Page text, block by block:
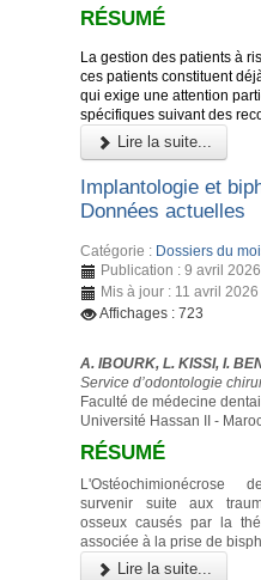
RÉSUMÉ
La gestion des patients à
ces patients constituent
qui exige une attention
spécifiques suivant des
Lire la suite...
Implantologie et
Données actuelles
Catégorie : Dossiers du
Publication : 9 avril 2026
Mis à jour : 11 avril 2026
Affichages : 723
A. IBOURK, L. KISSI, I.
Service d’odontologie
Faculté de médecine
Université Hassan II -
RÉSUMÉ
L'Ostéochimionécrose
survenir suite aux
osseux causés par la
associée à la prise de
Lire la suite...